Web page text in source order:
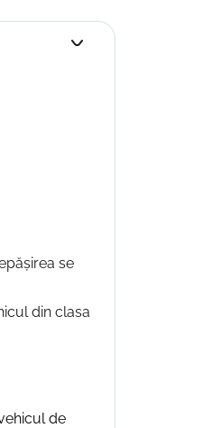
se
din clasa
de